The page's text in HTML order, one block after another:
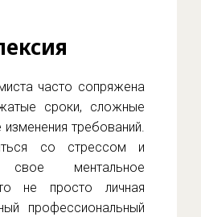
часто сопряжена
сроки, сложные
изменения требований.
со стрессом и
свое ментальное
не просто личная
профессиональный